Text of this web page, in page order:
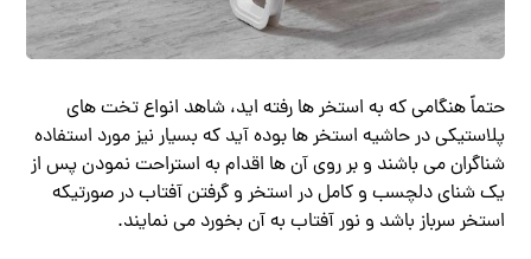
حتماً هنگامی که به استخر ها رفته اید، شاهد انواع تخت های
پلاستیکی در حاشیه استخر ها بوده آید که بسیار نیز مورد استفاده
شناگران می باشند و بر روی آن ها اقدام به استراحت نمودن پس از
یک شنای دلچسب و کامل در استخر و گرفتن آفتاب در صورتیکه
استخر سرباز باشد و نور آفتاب به آن بخورد می نمایند.